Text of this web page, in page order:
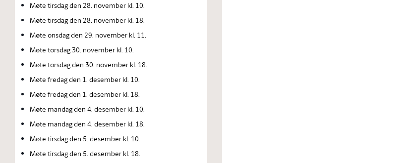
Møte tirsdag den 28. november kl. 10.
Møte tirsdag den 28. november kl. 18.
Møte onsdag den 29. november kl. 11.
Møte torsdag 30. november kl. 10.
Møte torsdag den 30. november kl. 18.
Møte fredag den 1. desember kl. 10.
Møte fredag den 1. desember kl. 18.
Møte mandag den 4. desember kl. 10.
Møte mandag den 4. desember kl. 18.
Møte tirsdag den 5. desember kl. 10.
Møte tirsdag den 5. desember kl. 18.